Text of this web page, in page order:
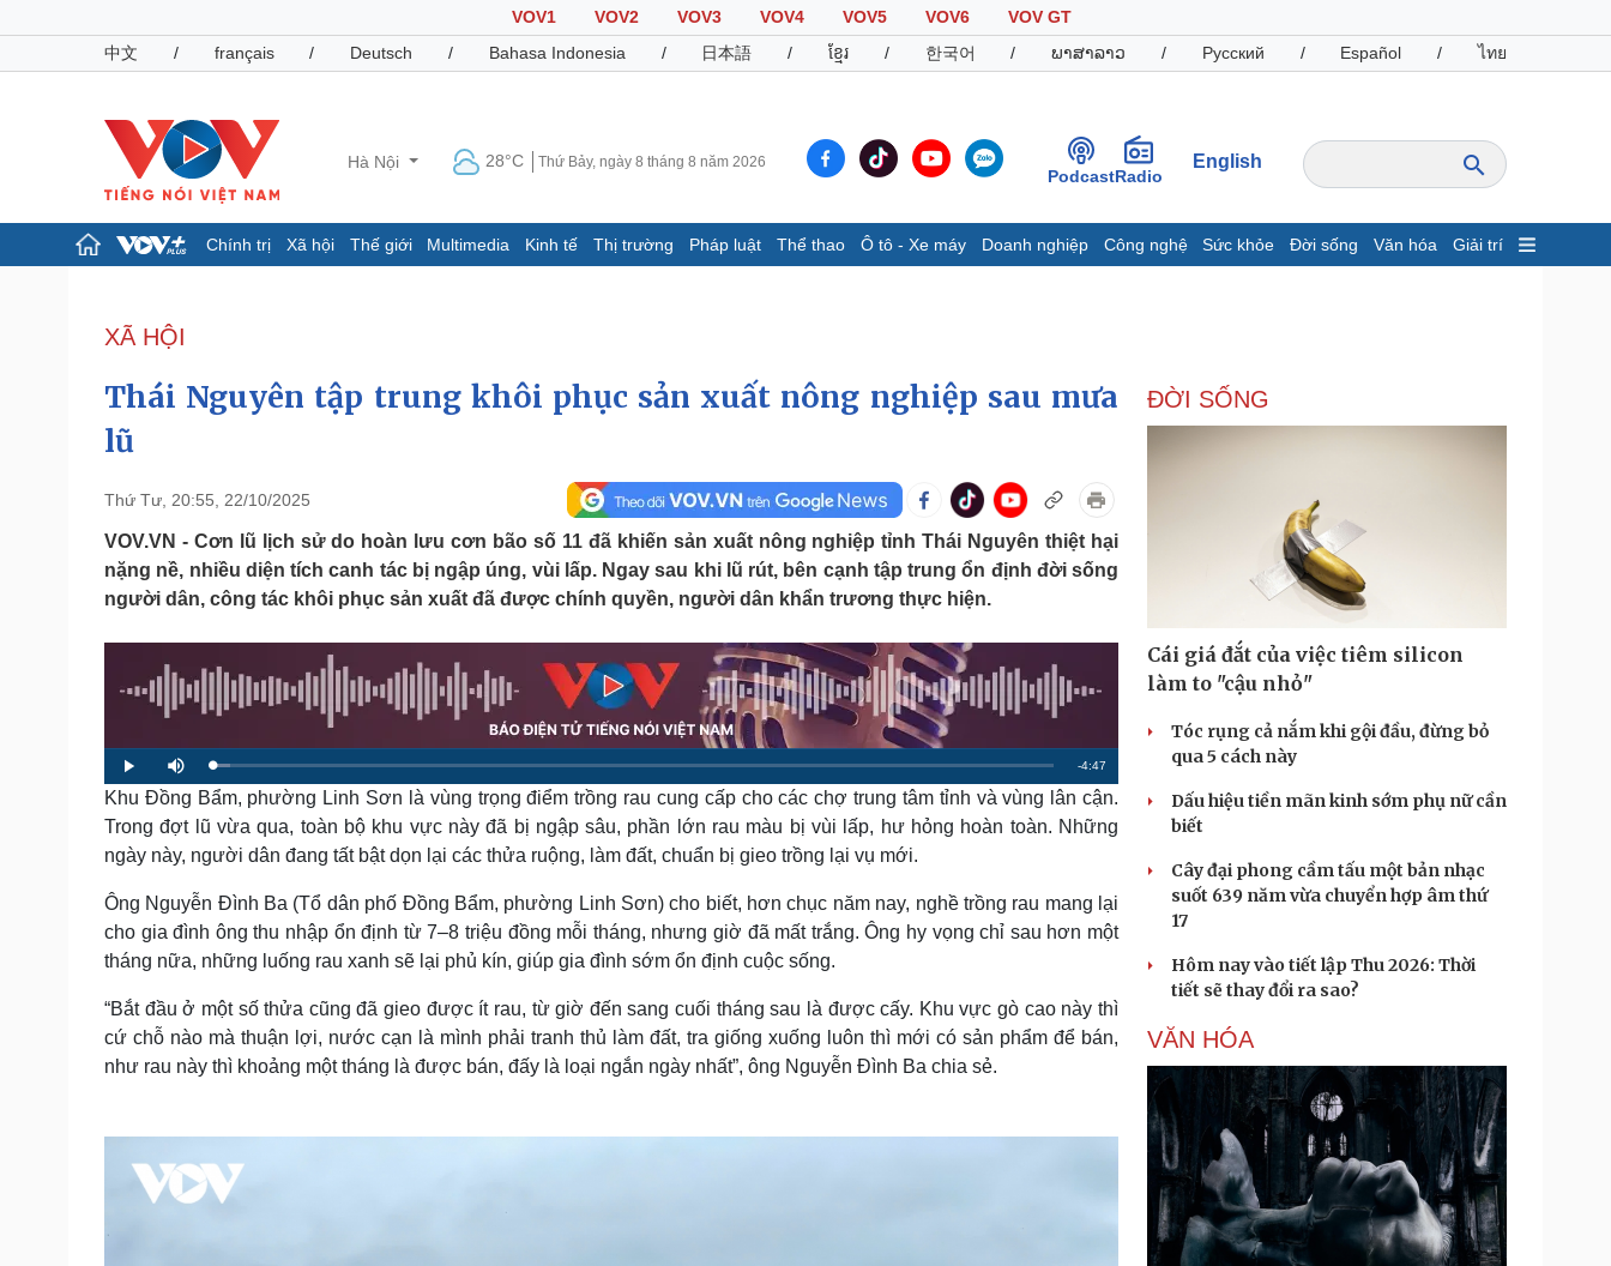
VOV1 VOV2 VOV3 VOV4 VOV5 VOV6
VOV GT
中文
/ français / Deutsch / Bahasa Indonesia / 日本語 / ខ្មែរ / 한국어 / ພາສາລາວ / Русский / Español / ไทย
Hà Nội 28°C Thứ Bảy, ngày 8 tháng 8 năm 2026
PodcastRadio
English
Chính trị Xã hội Thế giới Multimedia Kinh tế Thị trường Pháp luật Thể thao Ô tô - Xe máy Doanh nghiệp Công nghệ Sức khỏe Đời sống Văn hóa Giải trí
Đảng
Tổ chức nhân sự
Nhận diện sự thật
Dấu ấn VOV
Infographic
Giá cà phê
Pháp luật
Tin nóng
Tư vấn luật
Việt Nam
Phân tích
Thể thao
Lịch thi đấu bóng đá
Thế giới thể thao
eSports
Ô tô - Xe máy
Xe máy
Tư vấn
Doanh nghiệp
Doanh nghiệp 24h
Doanh nhân
Sành điệu
Tin Công nghệ
Trải nghiệm
Chuyển đổi số
Sức khỏe
Dinh dưỡng - món ngon
Cây thuốc
Sản phụ khoa
Nhi khoa
Nam khoa
Làm đẹp - giảm cân
Phòng mạch online
Đời sống
Nhà đẹp
Tình yêu - Gia đình
Văn hóa
Sân khấu - Điện ảnh
Văn học
Âm nhạc
Giải trí
Nghệ sĩ
Thời trang
Sao Việt
Tư vấn
check-in
Podcast
Đọc truyện đêm khuya
Hạt giống tâm hồn
Cải chính
XÃ HỘI
Thái Nguyên tập trung khôi phục sản xuất nông nghiệp sau mưa
lũ
Thứ Tư, 20:55, 22/10/2025
VOV.VN - Cơn lũ lịch sử do hoàn lưu cơn bão số 11 đã khiến sản xuất nông nghiệp tỉnh Thái Nguyên thiệt hại
nặng nề, nhiều diện tích canh tác bị ngập úng, vùi lấp. Ngay sau khi lũ rút, bên cạnh tập trung ổn định đời sống
người dân, công tác khôi phục sản xuất đã được chính quyền, người dân khẩn trương thực hiện.
P
l
a
y
M
u
t
e
L
o
a
d
d
2
.
%
R
e
m
i
n
-4:47
Khu Đồng Bẩm, phường Linh Sơn là vùng trọng điểm trồng rau cung cấp cho các chợ trung tâm tỉnh và vùng lân cận.
Trong đợt lũ vừa qua, toàn bộ khu vực này đã bị ngập sâu, phần lớn rau màu bị vùi lấp, hư hỏng hoàn toàn. Những
ngày này, người dân đang tất bật dọn lại các thửa ruộng, làm đất, chuẩn bị gieo trồng lại vụ mới.
Ông Nguyễn Đình Ba (Tổ dân phố Đồng Bẩm, phường Linh Sơn) cho biết, hơn chục năm nay, nghề trồng rau mang lại
cho gia đình ông thu nhập ổn định từ 7–8 triệu đồng mỗi tháng, nhưng giờ đã mất trắng. Ông hy vọng chỉ sau hơn một
tháng nữa, những luống rau xanh sẽ lại phủ kín, giúp gia đình sớm ổn định cuộc sống.
“Bắt đầu ở một số thửa cũng đã gieo được ít rau, từ giờ đến sang cuối tháng sau là được cấy. Khu vực gò cao này thì
cứ chỗ nào mà thuận lợi, nước cạn là mình phải tranh thủ làm đất, tra giống xuống luôn thì mới có sản phẩm để bán,
như rau này thì khoảng một tháng là được bán, đấy là loại ngắn ngày nhất”, ông Nguyễn Đình Ba chia sẻ.
ĐỜI SỐNG
Cái giá đắt của việc tiêm silicon
làm to "cậu nhỏ"
Tóc rụng cả nắm khi gội đầu, đừng bỏ
qua 5 cách này
Dấu hiệu tiền mãn kinh sớm phụ nữ cần
biết
Cây đại phong cầm tấu một bản nhạc
suốt 639 năm vừa chuyển hợp âm thứ
17
Hôm nay vào tiết lập Thu 2026: Thời
tiết sẽ thay đổi ra sao?
VĂN HÓA